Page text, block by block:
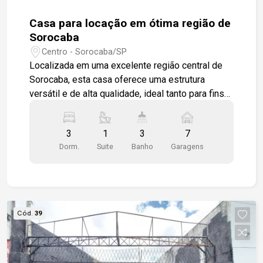
Casa para locação em ótima região de
Sorocaba
Centro - Sorocaba/SP
Localizada em uma excelente região central de
Sorocaba, esta casa oferece uma estrutura
versátil e de alta qualidade, ideal tanto para fins
dormitórios, sendo 01 suíte com banheiro
privativo, e armário embutido. E mais 02 quartos
com banheiro comum. Sala/dormitório no piso
empregada/despejo com banheiro. No fundo,
banheiro, e área aberta coberta de cozinha com
churrasqueira. Amplo quintal, com previsão de
construção de edícula. Sistema recém instalado
3
Dorm.
1
Suite
3
Banho
7
Garagens
Cód. 39